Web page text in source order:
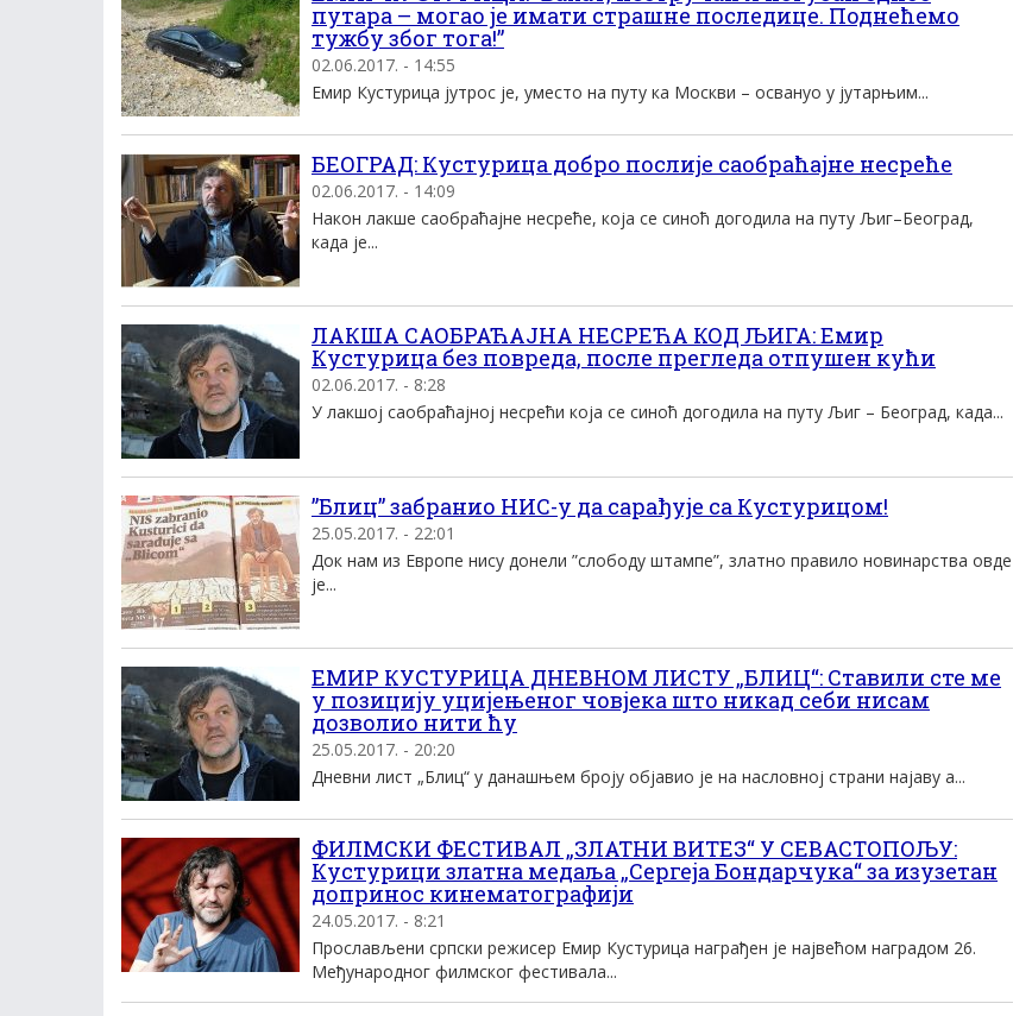
путара – могао је имати страшне последице. Поднећемо
тужбу због тога!”
02.06.2017. - 14:55
Емир Кустурица јутрос је, уместо на путу ка Москви – освануо у јутарњим...
БЕОГРАД: Кустурица добро послије саобраћајне несреће
02.06.2017. - 14:09
Након лакше саобраћајне несреће, која се синоћ догодила на путу Љиг–Београд,
када је...
ЛАКША САОБРАЋАЈНА НЕСРЕЋА КОД ЉИГА: Емир
Кустурица без повреда, после прегледа отпушен кући
02.06.2017. - 8:28
У лакшој саобраћајној несрећи која се синоћ догодила на путу Љиг – Београд, када...
”Блиц” забранио НИС-у да сарађује са Кустурицом!
25.05.2017. - 22:01
Док нам из Европе нису донели ”слободу штампе”, златно правило новинарства овде
је...
ЕМИР КУСТУРИЦА ДНЕВНОМ ЛИСТУ „БЛИЦ“: Ставили сте ме
у позицију уцијењеног човјека што никад себи нисам
дозволио нити ћу
25.05.2017. - 20:20
Дневни лист „Блиц“ у данашњем броју објавио је на насловној страни најаву а...
ФИЛМСКИ ФЕСТИВАЛ „ЗЛАТНИ ВИТЕЗ“ У СЕВАСТОПОЉУ:
Кустурици златна медаља „Сергеја Бондарчука“ за изузетан
допринос кинематографији
24.05.2017. - 8:21
Прослављени српски режисер Емир Кустурица награђен је највећом наградом 26.
Међународног филмског фестивала...